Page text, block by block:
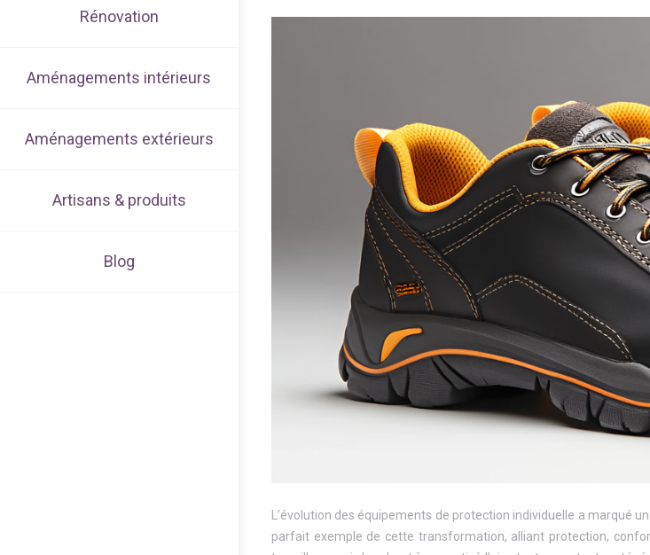
Rénovation
Aménagements intérieurs
Aménagements extérieurs
Artisans & produits
Blog
L’évolution des équipements de protection individuelle a marqué
parfait exemple de cette transformation, alliant protection,